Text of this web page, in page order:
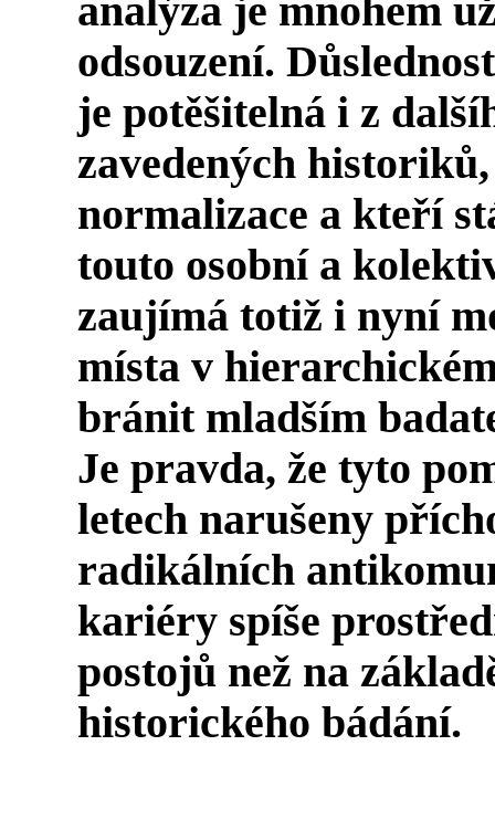
analýza je mnohem
odsouzení.
je potěšitelná i z
zavedených
normalizace a kteří
touto osobní a
zaujímá totiž i nyní
místa v
bránit mladším
Je pravda, že tyto
letech narušeny
radikálních
kariéry spíše
postojů než na
historického bádání.